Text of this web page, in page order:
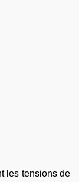
les tensions de